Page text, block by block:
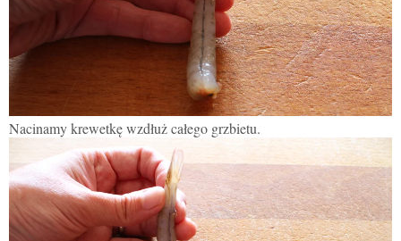
Nacinamy krewetkę wzdłuż całego grzbietu.